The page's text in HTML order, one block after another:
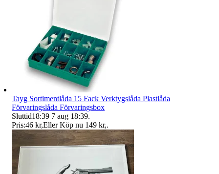
Tayg Sortimentlåda 15 Fack Verktygslåda Plastlåda
Förvaringslåda Förvaringsbox
Sluttid18:39 7 aug 18:39.
Pris:46 kr,Eller Köp nu 149 kr,.